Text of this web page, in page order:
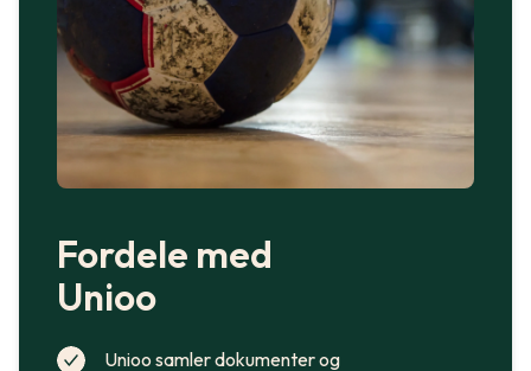
Fordele med
Unioo
Unioo samler dokumenter og